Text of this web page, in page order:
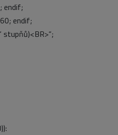
endif;
endif;
stupňů)<BR>“;